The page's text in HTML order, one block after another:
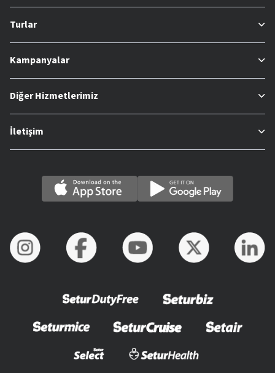
Turlar
Kampanyalar
Diğer Hizmetlerimiz
İletişim